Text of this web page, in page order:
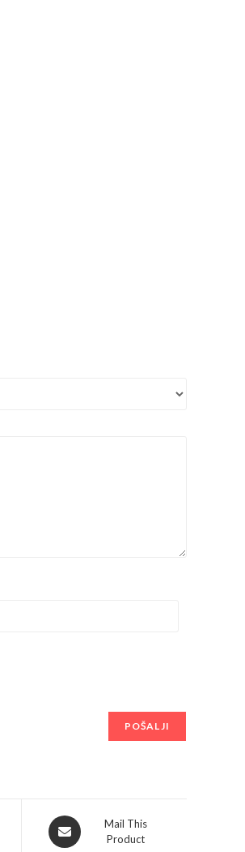
Opens
in
Mail This
Product